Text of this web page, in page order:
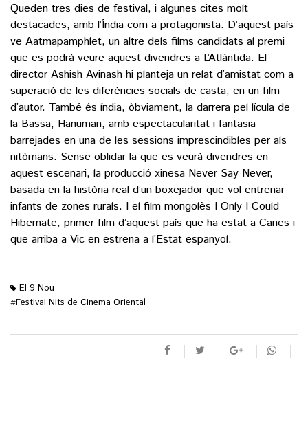
Queden tres dies de festival, i algunes cites molt
destacades, amb l’Índia com a protagonista. D’aquest país
ve Aatmapamphlet, un altre dels films candidats al premi
que es podrà veure aquest divendres a L’Atlàntida. El
director Ashish Avinash hi planteja un relat d’amistat com a
superació de les diferències socials de casta, en un film
d’autor. També és índia, òbviament, la darrera pel·lícula de
la Bassa, Hanuman, amb espectacularitat i fantasia
barrejades en una de les sessions imprescindibles per als
nitòmans. Sense oblidar la que es veurà divendres en
aquest escenari, la producció xinesa Never Say Never,
basada en la història real d’un boxejador que vol entrenar
infants de zones rurals. I el film mongolès I Only I Could
Hibernate, primer film d’aquest país que ha estat a Canes i
que arriba a Vic en estrena a l’Estat espanyol.
El 9 Nou
#Festival Nits de Cinema Oriental
M'agrada